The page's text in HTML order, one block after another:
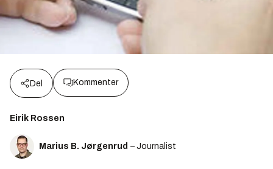
Del Kommenter
Eirik Rossen
Marius B. Jørgenrud – Journalist